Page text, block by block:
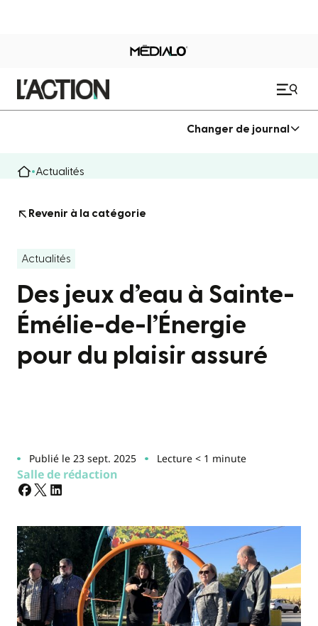
Changer de journal
Actualités
Revenir à la catégorie
Actualités
Des jeux d’eau à Sainte-
Émélie-de-l’Énergie
pour du plaisir assuré
Publié le 23 sept. 2025 Lecture < 1 minute
Salle de rédaction